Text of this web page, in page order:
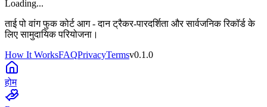
Loading...
ताई पो वांग फुक कोर्ट आग - दान ट्रैकर-पारदर्शिता और सार्वजनिक रिकॉर्ड के
लिए सामुदायिक परियोजना।
How It WorksFAQPrivacyTermsv0.1.0
होम